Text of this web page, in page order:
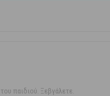
παιδιού. Ξεβγάλετε.